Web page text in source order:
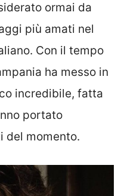
ormai da
più amati nel
Con il tempo
ha messo in
incredibile, fatta
portato
del momento.